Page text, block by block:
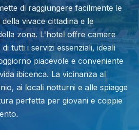
di raggiungere facilmente le
vivace cittadina e le
zona. L'hotel offre camere
tutti i servizi essenziali, ideali
piacevole e conveniente
ibicenca. La vicinanza al
ai locali notturni e alle spiagge
perfetta per giovani e coppie